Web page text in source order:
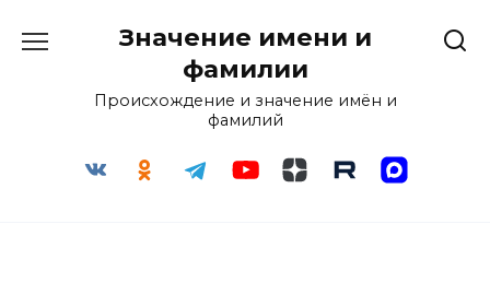
Значение имени и
фамилии
Происхождение и значение имён и
фамилий